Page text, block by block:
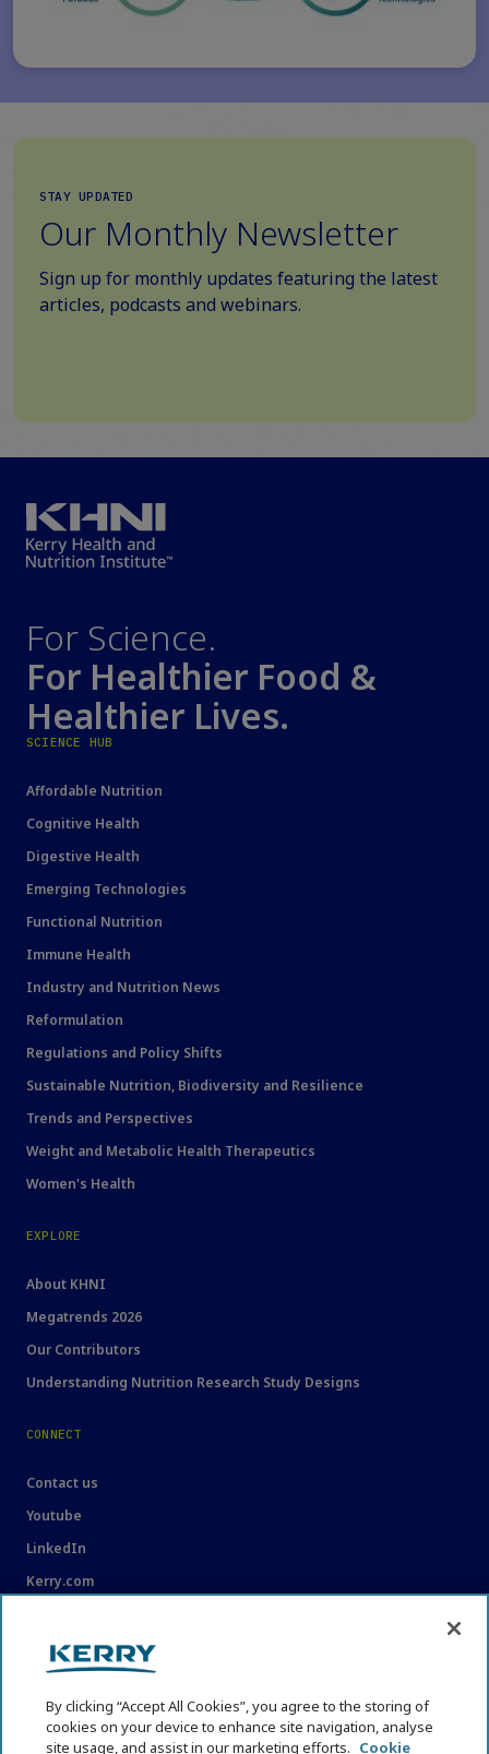
STAY UPDATED
Our Monthly Newsletter
Sign up for monthly updates featuring the latest
articles, podcasts and webinars.
For Science.
For Healthier Food &
Healthier Lives.
SCIENCE HUB
Affordable Nutrition
Cognitive Health
Digestive Health
Emerging Technologies
Functional Nutrition
Immune Health
Industry and Nutrition News
Reformulation
Regulations and Policy Shifts
Sustainable Nutrition, Biodiversity and Resilience
Trends and Perspectives
Weight and Metabolic Health Therapeutics
Women's Health
EXPLORE
About KHNI
Megatrends 2026
Our Contributors
Understanding Nutrition Research Study Designs
CONNECT
Contact us
Youtube
LinkedIn
Kerry.com
Privacy Statement
Cookie Policy
By clicking “Accept All Cookies”, you agree to the storing of
cookies on your device to enhance site navigation, analyse
site usage, and assist in our marketing efforts. Cookie